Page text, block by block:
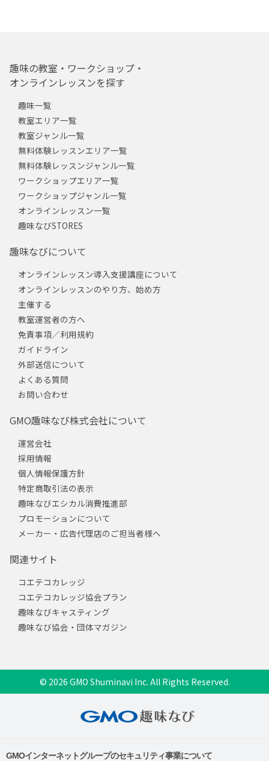
趣味の教室・ワークショップ・
オンラインレッスンを探す
趣味一覧
教室エリア一覧
教室ジャンル一覧
無料体験レッスンエリア一覧
無料体験レッスンジャンル一覧
ワークショップエリア一覧
ワークショップジャンル一覧
オンラインレッスン一覧
趣味なびSTORES
趣味なびについて
オンラインレッスン導入支援講座について
オンラインレッスンのやり方、始め方
主催する
教室運営者の方へ
免責事項／利用規約
ガイドライン
外部送信について
よくある質問
お問い合わせ
GMO趣味なび株式会社について
運営会社
採用情報
個人情報保護方針
特定商取引法の表示
趣味なびエシカル消費推進部
プロモーションについて
メーカー・広告代理店のご担当者様へ
関連サイト
コエテコカレッジ
コエテコカレッジ協会プラン
趣味なびキャスティング
趣味なび協会・団体マガジン
© 2026 GMO Shuminavi Inc. All Rights Reserved.